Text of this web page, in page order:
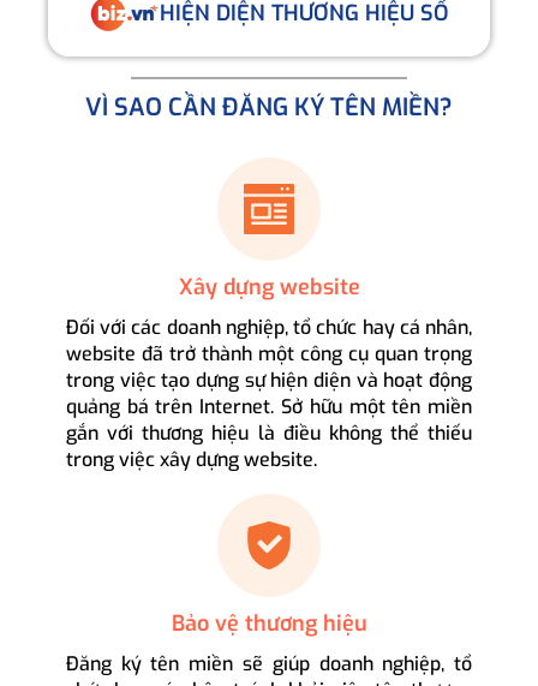
HIỆN DIỆN THƯƠNG HIỆU SỐ
VÌ SAO CẦN ĐĂNG KÝ TÊN MIỀN?
Xây dựng website
Đối với các doanh nghiệp, tổ chức hay cá nhân,
website đã trở thành một công cụ quan trọng
trong việc tạo dựng sự hiện diện và hoạt động
quảng bá trên Internet. Sở hữu một tên miền
gắn với thương hiệu là điều không thể thiếu
trong việc xây dựng website.
Bảo vệ thương hiệu
Đăng ký tên miền sẽ giúp doanh nghiệp, tổ